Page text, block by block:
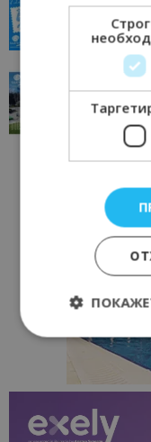
Перник
Строго
Строго